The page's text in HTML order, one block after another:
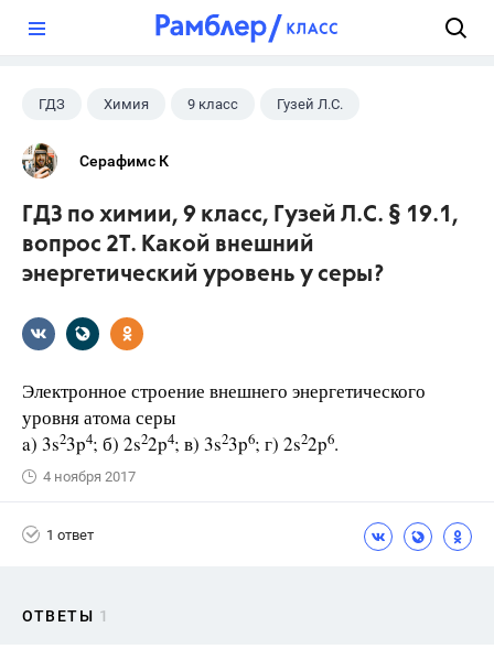
ГДЗ Химия 9 класс Гузей Л.С.
Серафимс К
ГДЗ по химии, 9 класс, Гузей Л.С. § 19.1,
вопрос 2Т. Какой внешний
энергетический уровень у серы?
Электронное строение внешнего энергетического
уровня атома серы
a) 3s23p4; б) 2s22p4; в) 3s23p6; г) 2s22p6.
4 ноября 2017
1 ответ
ОТВЕТЫ 1